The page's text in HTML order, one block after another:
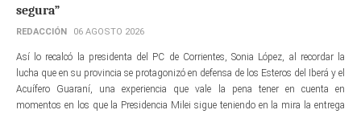
segura”
REDACCIÓN 06 AGOSTO 2026
Así lo recalcó la presidenta del PC de Corrientes, Sonia López, al recordar la
lucha que en su provincia se protagonizó en defensa de los Esteros del Iberá y el
Acuífero Guaraní, una experiencia que vale la pena tener en cuenta en
momentos en los que la Presidencia Milei sigue teniendo en la mira la entrega